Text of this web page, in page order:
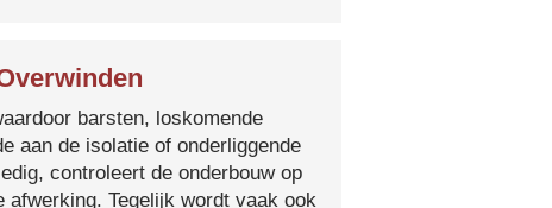
barsten, loskomende
aan de isolatie of onderliggende
controleert de onderbouw op
afwerking. Tegelijk wordt vaak ook